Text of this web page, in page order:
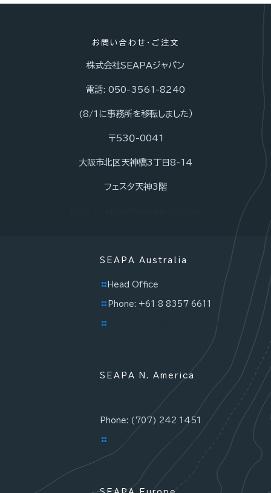
お問い合わせ・ご注文
株式会社SEAPAジャパン
電話: 050-3561-8240
(8/1に事務所を移転しました）
〒53０-0041
大阪市北区天神橋3丁目8-14
フェスタ天神3階
SEAPA Australia
Head Office
Phone: +61 8 8357 6611
SEAPA N. America
Phone: (707) 242 1451